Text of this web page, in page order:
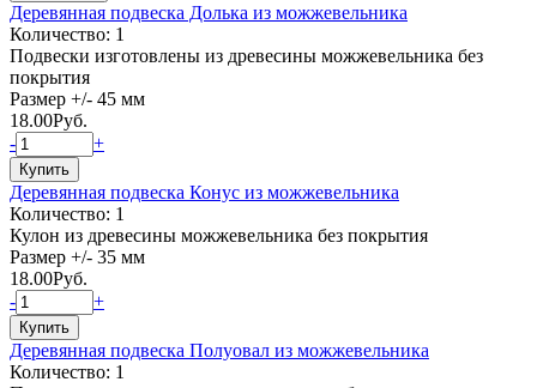
Деревянная подвеска Долька из можжевельника
Количество: 1
Подвески изготовлены из древесины можжевельника без
покрытия
Размер +/- 45 мм
18.00Руб.
-
+
Деревянная подвеска Конус из можжевельника
Количество: 1
Кулон из древесины можжевельника без покрытия
Размер +/- 35 мм
18.00Руб.
-
+
Деревянная подвеска Полуовал из можжевельника
Количество: 1